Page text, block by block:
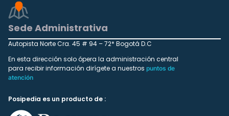
Sede Administrativa
Autopista Norte Cra. 45 # 94 – 72* Bogotá D.C
En esta dirección solo ópera la administración central
para recibir información dirígete a nuestros puntos de
atención
Posipedia es un producto de :